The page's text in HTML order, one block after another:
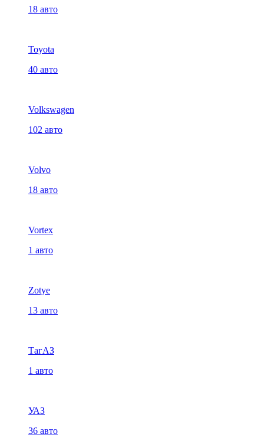
18 авто
Toyota
40 авто
Volkswagen
102 авто
Volvo
18 авто
Vortex
1 авто
Zotye
13 авто
ТагАЗ
1 авто
УАЗ
36 авто